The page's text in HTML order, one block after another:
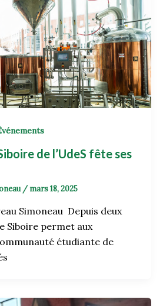
de l’UdeS fête ses
/ mars 18, 2025
Simoneau Depuis deux
Siboire permet aux
étudiante de